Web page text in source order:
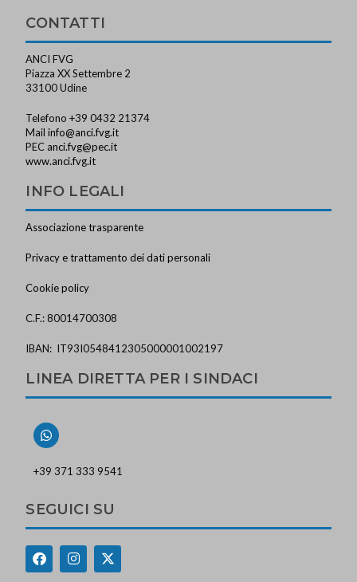
CONTATTI
ANCI FVG
Piazza XX Settembre 2
33100 Udine
Telefono +39 0432 21374
Mailinfo@anci.fvg.it
PEC anci.fvg@pec.it
www.anci.fvg.it
INFO LEGALI
Associazione trasparente
Privacy e trattamento dei dati personali
Cookie policy
C.F.: 80014700308
IBAN: IT93I0548412305000001002197
LINEA DIRETTA PER I SINDACI
+39 371 333 9541
SEGUICI SU